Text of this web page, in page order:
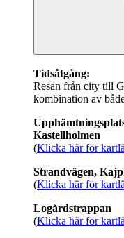
Tidsåtgång:
Resan från city till
kombination av
Kastellholmen
(Klicka här för
Strandvägen,
(Klicka här för
Logårdstrappan
(Klicka här för